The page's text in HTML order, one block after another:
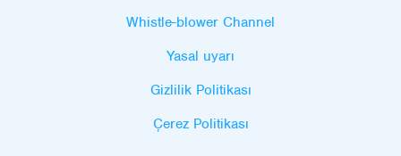
Whistle-blower Channel
Yasal uyarı
Gizlilik Politikası
Çerez Politikası